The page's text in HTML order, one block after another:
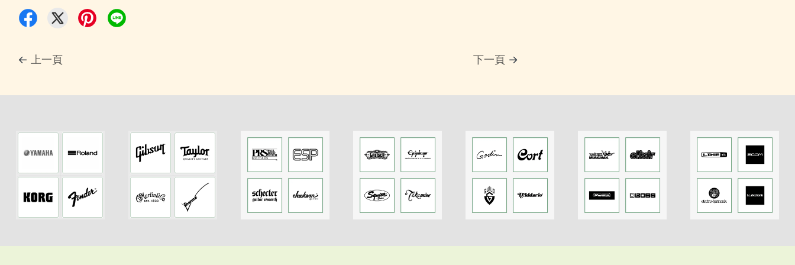
← 上一頁 下一頁→